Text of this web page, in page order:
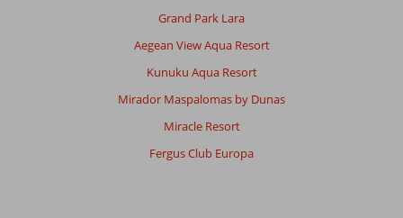
Grand Park Lara
Aegean View Aqua Resort
Kunuku Aqua Resort
Mirador Maspalomas by Dunas
Miracle Resort
Fergus Club Europa